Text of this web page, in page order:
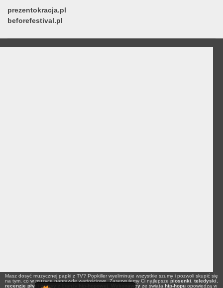
prezentokracja.pl
beforefestival.pl
Masz dosyć muzycznej papki z TV? Popkiller wyeliminuje wszystkie szumy i pozwoli skupić się
na tym, co w muzyce naprawdę wartościowe. Zaserwujemy Ci najlepsze piosenki, teledyski,
recenzje płyt
newsy Wykonawcy ze świata hip-hopu opowiedzą w